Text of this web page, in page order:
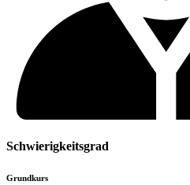
Schwierigkeitsgrad
Grundkurs